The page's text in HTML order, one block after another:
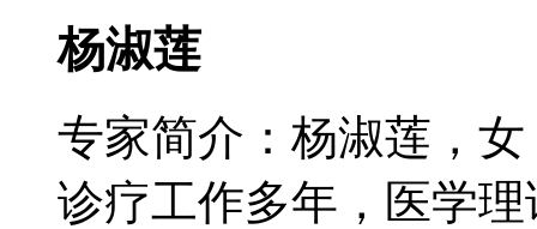
杨淑莲
专家简介：杨淑莲，
诊疗工作多年，医学理